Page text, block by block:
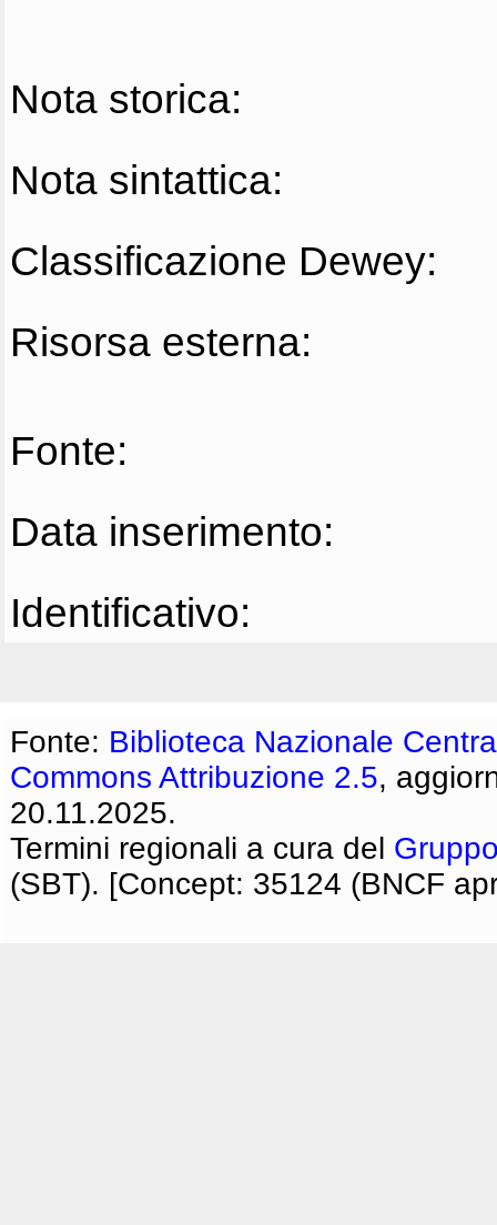
Nota storica:
Nota sintattica:
Classificazione Dewey:
Risorsa esterna:
Fonte:
Data inserimento:
Identificativo:
Fonte: Biblioteca Nazionale
Commons Attribuzione 2.5,
20.11.2025.
Termini regionali a cura del
(SBT). [Concept: 35124 (BNCF